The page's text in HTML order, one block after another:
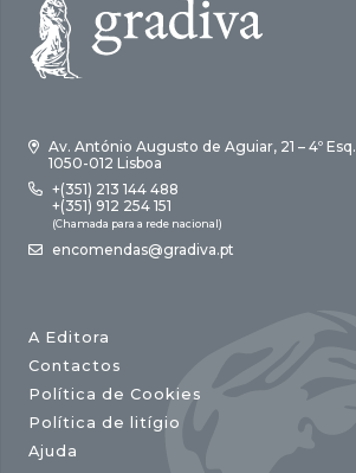
Av. António Augusto de Aguiar, 21 – 4º Esq.
1050-012 Lisboa
+(351) 213 144 488
+(351) 912 254 151
(Chamada para a rede nacional)
encomendas@gradiva.pt
A Editora
Contactos
Política de Cookies
Política de litígio
Ajuda